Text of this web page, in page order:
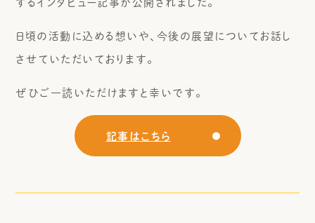
日頃の活動に込める想いや、今後の展望についてお話し
させていただいております。
ぜひご一読いただけますと幸いです。
記事はこちら